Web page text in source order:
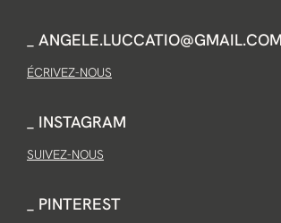
_ ANGELE.LUCCATIO@GMAIL.COM
ÉCRIVEZ-NOUS
_ INSTAGRAM
SUIVEZ-NOUS
_ PINTEREST